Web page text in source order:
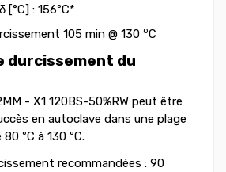
[°C] : 156ºC*
105 min @ 130 oC
durcissement du
- X1 120BS-50%RW peut être
en autoclave dans une plage
ºC à 130 ºC.
recommandées : 90